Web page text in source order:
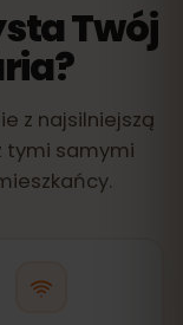
Twój
z najsilniejszą
tymi samymi